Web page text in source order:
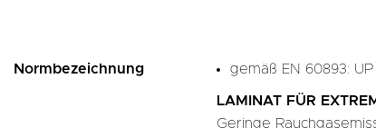
Normbezeichnung gemäß EN 60893:
LAMINAT FÜR
Geringe